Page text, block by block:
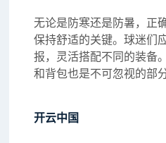
无论是防寒还是防暑，正
保持舒适的关键。球迷们
报，灵活搭配不同的装备
和背包也是不可忽视的部分
开云中国